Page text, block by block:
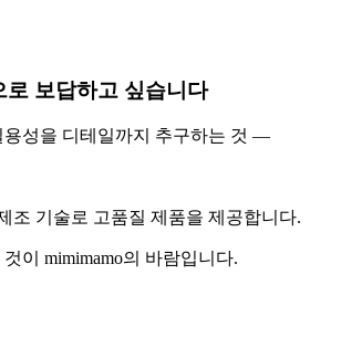
보답하고 싶습니다
성을 디테일까지 추구하는 것 —
조 기술로 고품질 제품을 제공합니다.
이 mimimamo의 바람입니다.